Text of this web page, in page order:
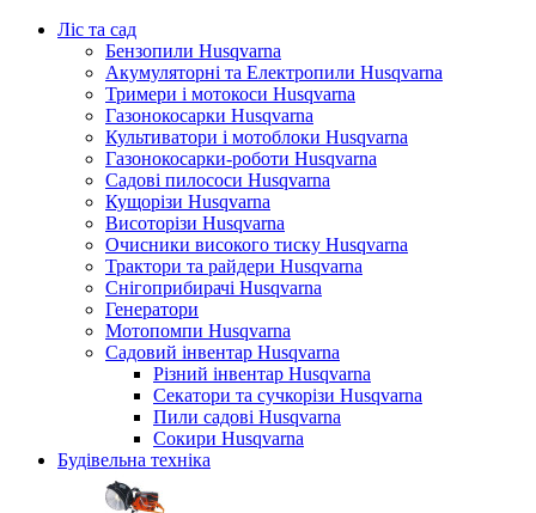
Ліс та сад
Бензопили Husqvarna
Акумуляторні та Електропили Husqvarna
Тримери і мотокоси Husqvarna
Газонокосарки Husqvarna
Культиватори і мотоблоки Husqvarna
Газонокосарки-роботи Husqvarna
Садові пилососи Husqvarna
Кущорізи Husqvarna
Висоторізи Husqvarna
Очисники високого тиску Husqvarna
Трактори та райдери Husqvarna
Снігоприбирачі Husqvarna
Генератори
Мотопомпи Husqvarna
Садовий інвентар Husqvarna
Різний інвентар Husqvarna
Секатори та сучкорізи Husqvarna
Пили садові Husqvarna
Сокири Husqvarna
Будівельна техніка